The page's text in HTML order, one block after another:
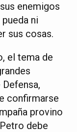
enemigos
ni
sus cosas.
el tema de
confirmarse
provino
debe